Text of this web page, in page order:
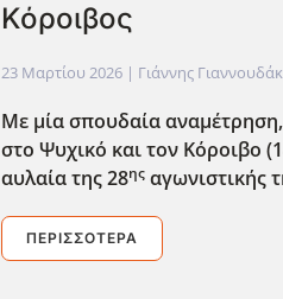
Κόροιβος
23 Μαρτίου 2026 | Γιάννης
Με μία σπουδαία
στο Ψυχικό και τον Κόροιβο
αυλαία της 28ης αγωνιστικής
ΠΕΡΙΣΣΌΤΕΡΑ